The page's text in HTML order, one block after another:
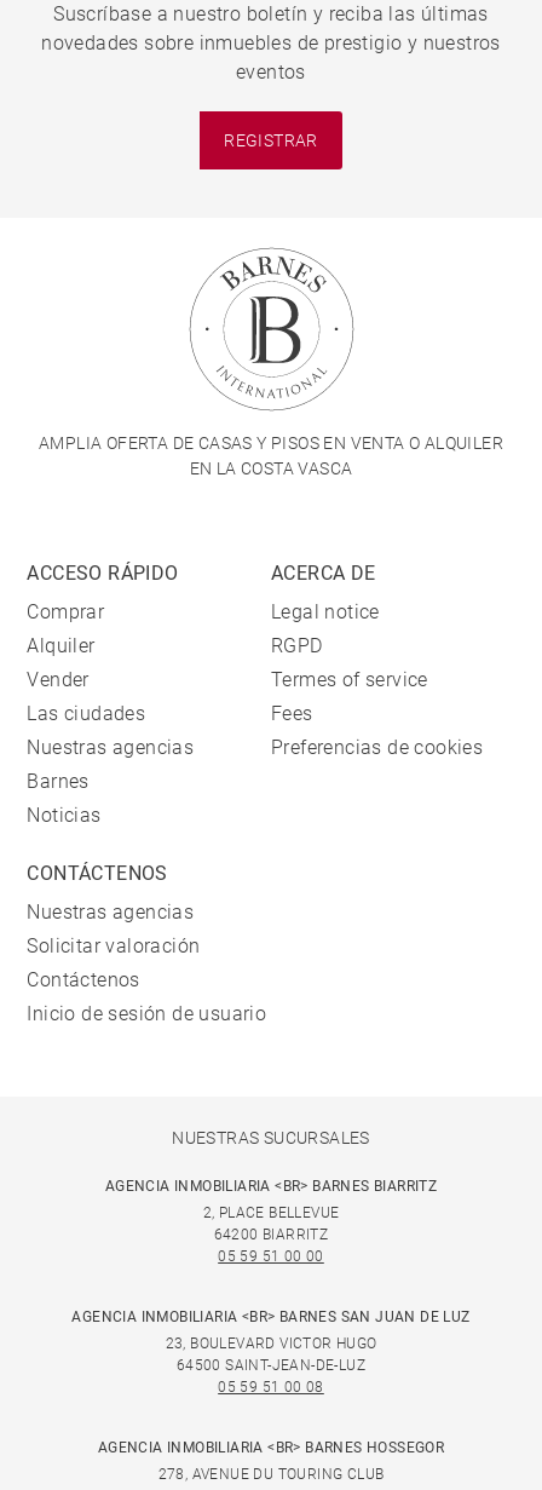
Suscríbase a nuestro boletín y reciba las últimas
novedades sobre inmuebles de prestigio y nuestros
eventos
REGISTRAR
AMPLIA OFERTA DE CASAS Y PISOS EN VENTA O ALQUILER
EN LA COSTA VASCA
ACCESO RÁPIDO
Comprar
Alquiler
Vender
Las ciudades
Nuestras agencias
Barnes
Noticias
ACERCA DE
Legal notice
RGPD
Termes of service
Fees
Preferencias de cookies
CONTÁCTENOS
Nuestras agencias
Solicitar valoración
Contáctenos
Inicio de sesión de usuario
NUESTRAS SUCURSALES
AGENCIA INMOBILIARIA <BR> BARNES BIARRITZ
2, PLACE BELLEVUE
64200 BIARRITZ
05 59 51 00 00
AGENCIA INMOBILIARIA <BR> BARNES SAN JUAN DE LUZ
23, BOULEVARD VICTOR HUGO
64500 SAINT-JEAN-DE-LUZ
05 59 51 00 08
AGENCIA INMOBILIARIA <BR> BARNES HOSSEGOR
278, AVENUE DU TOURING CLUB